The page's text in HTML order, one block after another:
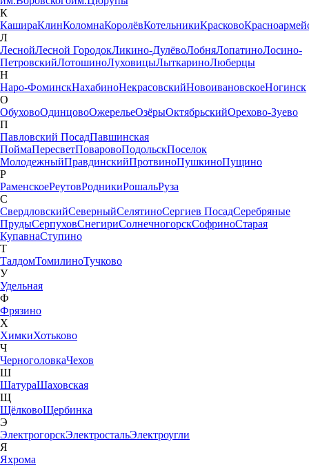
К
КашираКлинКоломнаКоролёвКотельникиКрасково
Л
ЛеснойЛесной ГородокЛикино-ДулёвоЛобняЛопатиноЛосино-
ПетровскийЛотошиноЛуховицыЛыткариноЛюберцы
Н
Наро-ФоминскНахабиноНекрасовскийНовоивановскоеНогинск
О
ОбуховоОдинцовоОжерельеОзёрыОктябрьскийОрехово-Зуево
П
Павловский ПосадПавшинская
ПоймаПересветПоваровоПодольскПоселок
МолодежныйПравдинскийПротвиноПушкиноПущино
Р
РаменскоеРеутовРодникиРошальРуза
С
СвердловскийСеверныйСелятиноСергиев ПосадСеребряные
ПрудыСерпуховСнегириСолнечногорскСофриноСтарая
КупавнаСтупино
Т
ТалдомТомилиноТучково
У
Удельная
Ф
Фрязино
Х
ХимкиХотьково
Ч
ЧерноголовкаЧехов
Ш
ШатураШаховская
Щ
ЩёлковоЩербинка
Э
ЭлектрогорскЭлектростальЭлектроугли
Я
Яхрома